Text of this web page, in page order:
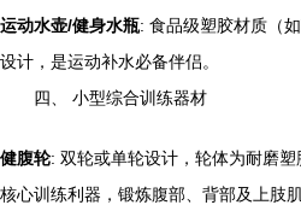
运动水壶/健身水瓶: 食品级塑胶材质（
设计，是运动补水必备伴侣。
四、 小型综合训练器材
健腹轮: 双轮或单轮设计，轮体为耐磨塑
核心训练利器，锻炼腹部、背部及上肢肌